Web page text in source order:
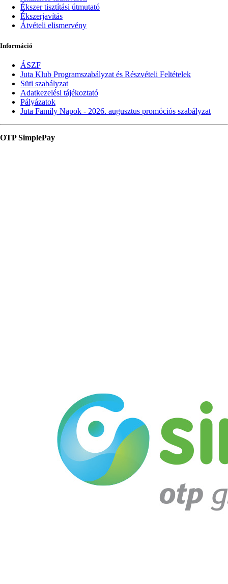
Ékszer tisztítási útmutató
Ékszerjavítás
Átvételi elismervény
Információ
ÁSZF
Juta Klub Programszabályzat és Részvételi Feltételek
Süti szabályzat
Adatkezelési tájékoztató
Pályázatok
Juta Family Napok - 2026. augusztus promóciós szabályzat
OTP SimplePay